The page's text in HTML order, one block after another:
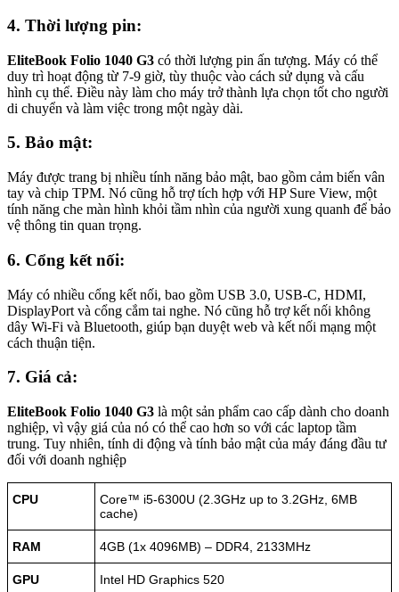
4. Thời lượng pin:
EliteBook Folio 1040 G3 có thời lượng pin ấn tượng. Máy có thể
duy trì hoạt động từ 7-9 giờ, tùy thuộc vào cách sử dụng và cấu
hình cụ thể. Điều này làm cho máy trở thành lựa chọn tốt cho người
di chuyển và làm việc trong một ngày dài.
5. Bảo mật:
Máy được trang bị nhiều tính năng bảo mật, bao gồm cảm biến vân
tay và chip TPM. Nó cũng hỗ trợ tích hợp với HP Sure View, một
tính năng che màn hình khỏi tầm nhìn của người xung quanh để bảo
vệ thông tin quan trọng.
6. Cổng kết nối:
Máy có nhiều cổng kết nối, bao gồm USB 3.0, USB-C, HDMI,
DisplayPort và cổng cắm tai nghe. Nó cũng hỗ trợ kết nối không
dây Wi-Fi và Bluetooth, giúp bạn duyệt web và kết nối mạng một
cách thuận tiện.
7. Giá cả:
EliteBook Folio 1040 G3 là một sản phẩm cao cấp dành cho doanh
nghiệp, vì vậy giá của nó có thể cao hơn so với các laptop tầm
trung. Tuy nhiên, tính di động và tính bảo mật của máy đáng đầu tư
đối với doanh nghiệp
CPU
Core™ i5-6300U (2.3GHz up to 3.2GHz, 6MB
cache)
RAM 4GB (1x 4096MB) – DDR4, 2133MHz
GPU Intel HD Graphics 520